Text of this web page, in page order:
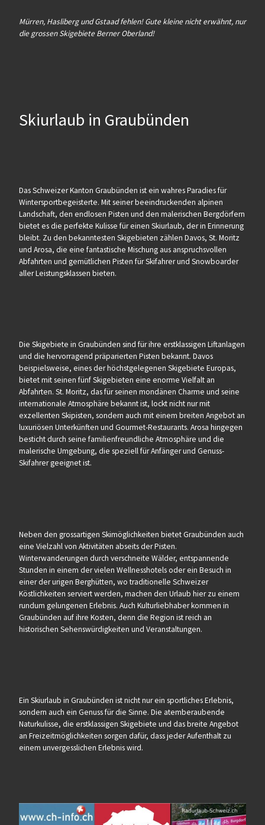
Mürren, Hasliberg und Gstaad fehlen! Gute kleine nicht erwähnt, nur
die grossen Skigebiete Berner Oberland!
Skiurlaub in Graubünden
Das Schweizer Kanton Graubünden ist ein wahres Paradies für
Wintersportbegeisterte. Mit seiner beeindruckenden alpinen
Landschaft, den endlosen Pisten und den malerischen Bergdörfern
bietet es die perfekte Kulisse für einen Skiurlaub, der in Erinnerung
bleibt. Zu den bekanntesten Skigebieten zählen Davos, St. Moritz
und Arosa, die eine fantastische Mischung aus anspruchsvollen
Abfahrten und gemütlichen Pisten für Skifahrer und Snowboarder
aller Leistungsklassen bieten.
Die Skigebiete in Graubünden sind für ihre erstklassigen Liftanlagen
und die hervorragend präparierten Pisten bekannt. Davos
beispielsweise, eines der höchstgelegenen Skigebiete Europas,
bietet mit seinen fünf Skigebieten eine enorme Vielfalt an
Abfahrten. St. Moritz, das für seinen mondänen Charme und seine
internationale Atmosphäre bekannt ist, lockt nicht nur mit
exzellenten Skipisten, sondern auch mit einem breiten Angebot an
luxuriösen Unterkünften und Gourmet-Restaurants. Arosa hingegen
besticht durch seine familienfreundliche Atmosphäre und die
malerische Umgebung, die speziell für Anfänger und Genuss-
Skifahrer geeignet ist.
Neben den grossartigen Skimöglichkeiten bietet Graubünden auch
eine Vielzahl von Aktivitäten abseits der Pisten.
Winterwanderungen durch verschneite Wälder, entspannende
Stunden in einem der vielen Wellnesshotels oder ein Besuch in
einer der urigen Berghütten, wo traditionelle Schweizer
Köstlichkeiten serviert werden, machen den Urlaub hier zu einem
rundum gelungenen Erlebnis. Auch Kulturliebhaber kommen in
Graubünden auf ihre Kosten, denn die Region ist reich an
historischen Sehenswürdigkeiten und Veranstaltungen.
Ein Skiurlaub in Graubünden ist nicht nur ein sportliches Erlebnis,
sondern auch ein Genuss für die Sinne. Die atemberaubende
Naturkulisse, die erstklassigen Skigebiete und das breite Angebot
an Freizeitmöglichkeiten sorgen dafür, dass jeder Aufenthalt zu
einem unvergesslichen Erlebnis wird.